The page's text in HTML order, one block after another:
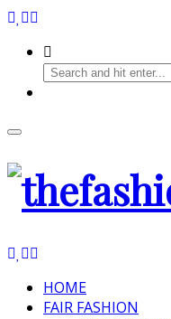
HOME
FAIR FASHION